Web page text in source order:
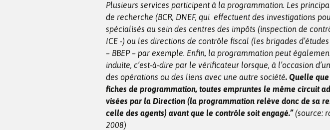
Plusieurs services participent à la programmation. Les
de recherche (BCR, DNEF, qui effectuent des investigations
spécialisés au sein des centres des impôts (inspection de
ICE -) ou les directions de contrôle fiscal (les brigades
– BBEP – par exemple. Enfin, la programmation peut
induite, c’est-à-dire par le vérificateur lorsque, à l’occasion
des opérations ou des liens avec une autre société. Quelle
fiches de programmation, toutes empruntes le même circuit
visées par la Direction (la programmation relève donc de sa
celle des agents) avant que le contrôle soit engagé.”(source:
2008)